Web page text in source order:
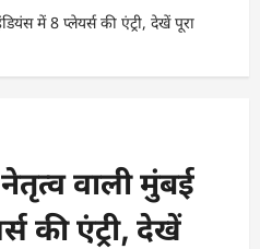
में 8 प्लेयर्स की एंट्री, देखें पूरा
वाली मुंबई
की एंट्री, देखें